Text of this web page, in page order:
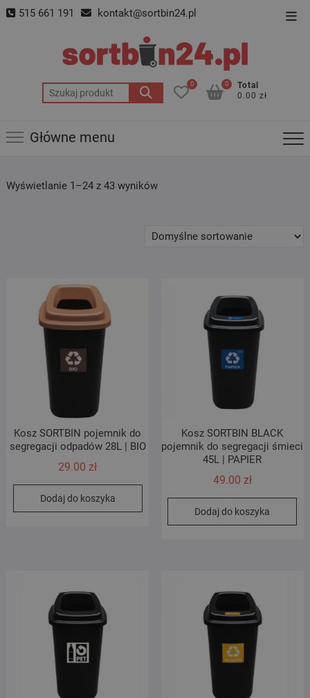
Skip 515 661 191 kontakt@sortbin24.pl
Szukaj:
0
Total
0.00 zł
0
Główne menu
Wyświetlanie 1–24 z 43 wyników
Kosz SORTBIN pojemnik do
segregacji odpadów 28L | BIO
29.00zł
Dodaj do koszyka
Kosz SORTBIN BLACK
pojemnik do segregacji śmieci
45L | PAPIER
49.00 zł
Dodaj do koszyka